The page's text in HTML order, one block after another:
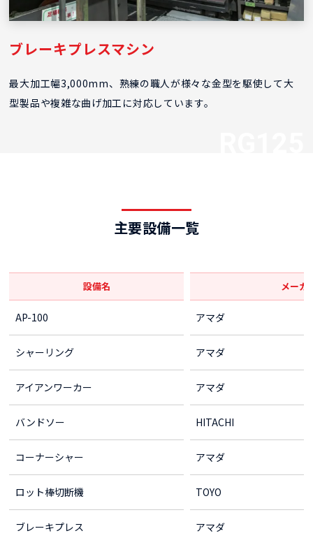
ブレーキプレスマシン
最大加工幅3,000mm、熟練の職人が様々な金型を駆使して大
型製品や複雑な曲げ加工に対応しています。
主要設備一覧
設備名 メーカ
AP-100 アマダ
シャーリング アマダ
アイアンワーカー アマダ
バンドソー HITACHI
コーナーシャー アマダ
ロット棒切断機 TOYO
ブレーキプレス アマダ